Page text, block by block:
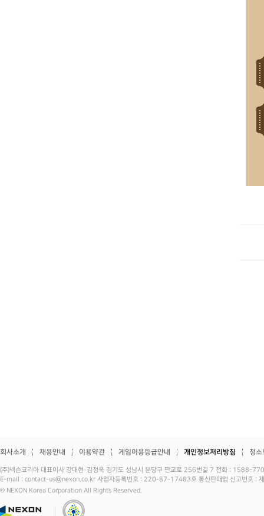
회사소개 채용안내 이용약관 게임이용등급안내 개인정보처리방침 청소
(주)넥슨코리아 대표이사 강대현·김정욱 경기도 성남시 분당구 판교로 256번길 7 전화 :
E-mail : contact-us@nexon.co.kr 사업자등록번호 : 220-87-17483호 통신판매업 신고번호 :
© NEXON Korea Corporation All Rights Reserved.